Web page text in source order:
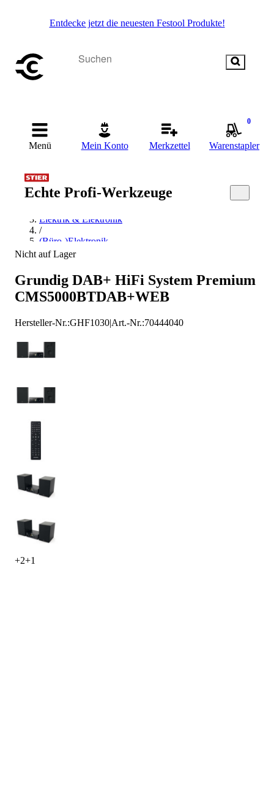
Entdecke jetzt die neuesten Festool Produkte!
Menü Mein Konto Merkzettel
0
Warenstapler
Echte Profi-Werkzeuge
Startseite
Elektrik & Elektronik
/
(Büro-)Elektronik
/
Nicht auf Lager
Grundig DAB+ HiFi System Premium
CMS5000BTDAB+WEB
Hersteller-Nr.:GHF1030|Art.-Nr.:70444040
+2+1